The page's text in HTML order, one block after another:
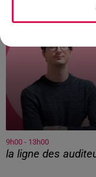
9h00 - 13h00
la ligne des